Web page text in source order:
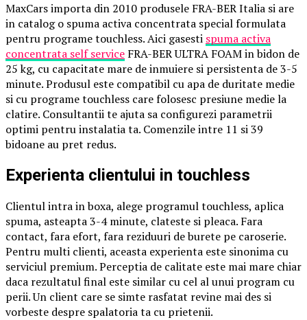
MaxCars importa din 2010 produsele FRA-BER Italia si are
in catalog o spuma activa concentrata special formulata
pentru programe touchless. Aici gasesti spuma activa
concentrata self service FRA-BER ULTRA FOAM in bidon de
25 kg, cu capacitate mare de inmuiere si persistenta de 3-5
minute. Produsul este compatibil cu apa de duritate medie
si cu programe touchless care folosesc presiune medie la
clatire. Consultantii te ajuta sa configurezi parametrii
optimi pentru instalatia ta. Comenzile intre 11 si 39
bidoane au pret redus.
Experienta clientului in touchless
Clientul intra in boxa, alege programul touchless, aplica
spuma, asteapta 3-4 minute, clateste si pleaca. Fara
contact, fara efort, fara reziduuri de burete pe caroserie.
Pentru multi clienti, aceasta experienta este sinonima cu
serviciul premium. Perceptia de calitate este mai mare chiar
daca rezultatul final este similar cu cel al unui program cu
perii. Un client care se simte rasfatat revine mai des si
vorbeste despre spalatoria ta cu prietenii.